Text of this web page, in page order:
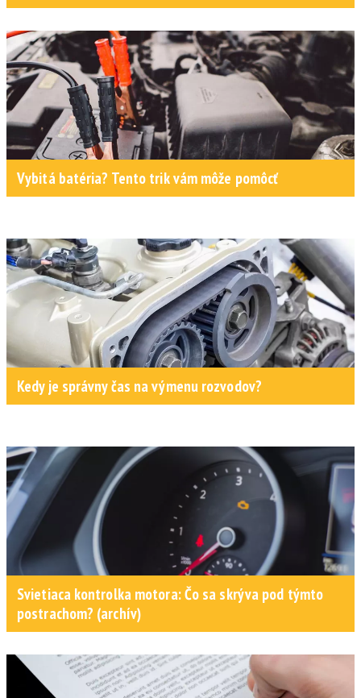
Vybitá batéria? Tento trik vám môže pomôcť
Kedy je správny čas na výmenu rozvodov?
Svietiaca kontrolka motora: Čo sa skrýva pod týmto
postrachom? (archív)